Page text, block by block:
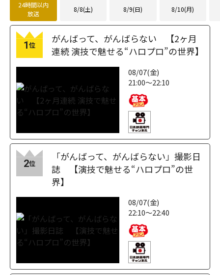
24時間以内
放送
8/8(土) 8/9(日) 8/10(月)
1位
がんばって、がんばらない 【2ヶ月
連続 演技で魅せる“ハロプロ”の世界】
08/07(金)
21:00～22:10
2位
「がんばって、がんばらない」撮影日
誌 【演技で魅せる“ハロプロ”の世
界】
08/07(金)
22:10～22:40